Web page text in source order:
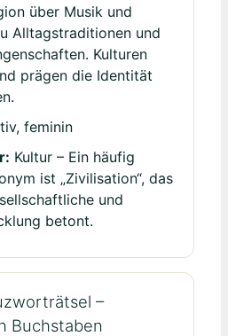
über Musik und
Alltagstraditionen und
Kulturen
prägen die Identität
feminin
Kultur – Ein häufig
ist „Zivilisation“, das
und
betont.
–
Buchstaben